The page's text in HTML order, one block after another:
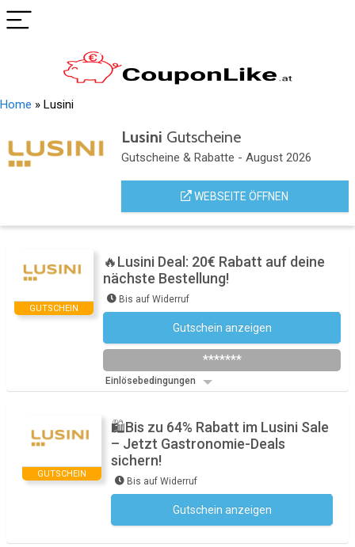
Home » Lusini
Lusini Gutscheine
Gutscheine & Rabatte - August 2026
WEBSEITE ÖFFNEN
GUTSCHEIN
🔥Lusini Deal: 20€ Rabatt auf deine
nächste Bestellung!
Bis auf Widerruf
Gutschein anzeigen
*******
Einlösebedingungen
GUTSCHEIN
🛍️Bis zu 64% Rabatt im Lusini Sale
– Jetzt Gastronomie-Deals
sichern!
Bis auf Widerruf
Gutschein anzeigen